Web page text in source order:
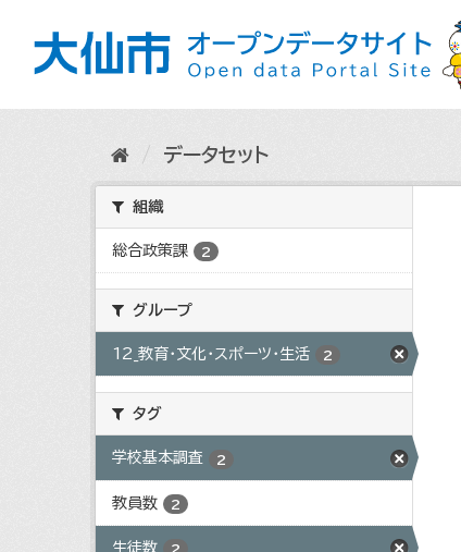
データセット
組織
総合政策課 2
グループ
12_教育・文化・スポーツ・生活 2
タグ
学校基本調査 2
教員数 2
生徒数 2